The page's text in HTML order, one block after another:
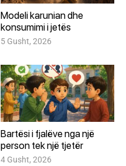
Modeli karunian dhe
konsumimi i jetës
5 Gusht, 2026
Bartësi i fjalëve nga një
person tek një tjetër
4 Gusht, 2026